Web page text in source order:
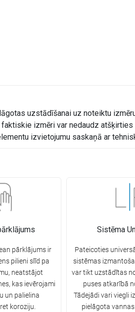
uzstādīšanai uz noteiktu
izmēri var nedaudz
izvietojumu saskaņā ar
pārklājums ir
pilieni slīd pa
neatstājot
kas ievērojami
un palielina
koroziju.
Sistēma
Pateicoties
sistēmas
var tikt uzstādītas
puses atkarībā
Tādejādi vari viegli
pielāgota